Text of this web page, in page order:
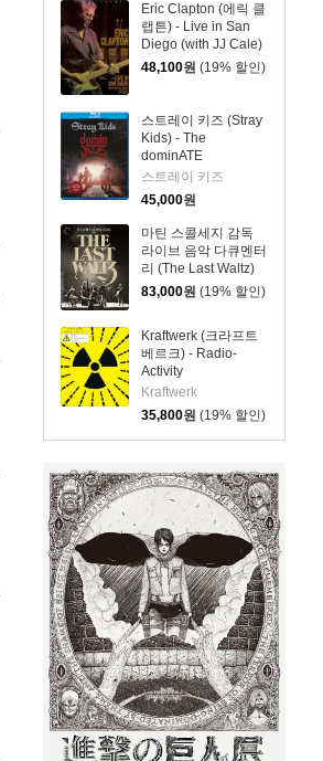
Eric Clapton (에릭 클
랩튼) - Live in San
Diego (with JJ Cale)
[블루레이]
48,100원 (19% 할인)
스트레이 키즈 (Stray
Kids) - The
dominATE
Experience [블루레
이]
스트레이 키즈
45,000원
마틴 스콜세지 감독
라이브 음악 다큐멘터
리 (The Last Waltz)
[4K UHD + BD]
83,000원 (19% 할인)
Kraftwerk (크라프트
베르크) - Radio-
Activity
Kraftwerk
35,800원 (19% 할인)